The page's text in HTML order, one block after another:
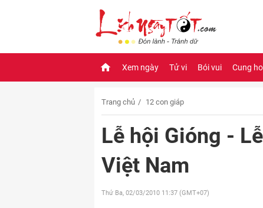
Xem ngày Tử vi Bói vui Cung
Trang chủ 12 con giáp
Lễ hội Gióng -
Việt Nam
Thứ Ba, 02/03/2010 11:37 (GMT+07)